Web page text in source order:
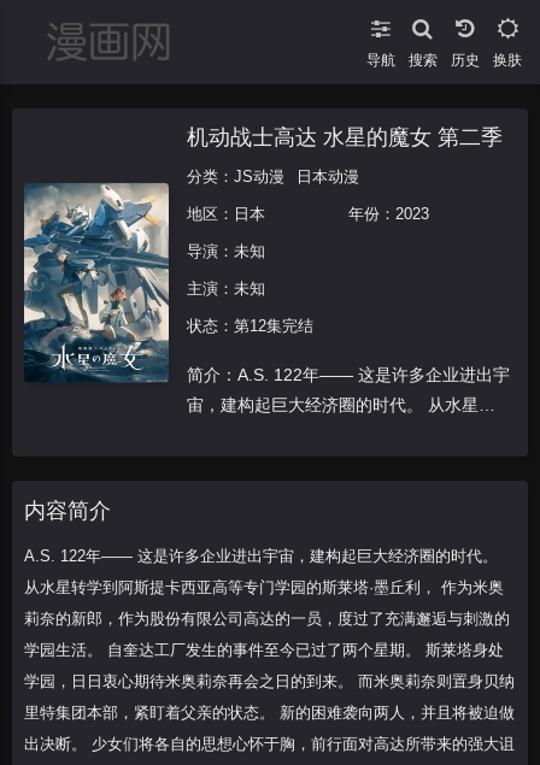
导航 搜索 换肤
机动战士高达 水星的魔女 第二季
分类： JS动漫 日本动漫
地区： 日本 年份： 2023
导演：未知
主演：未知
状态：第12集完结
简介：A.S. 122年―― 这是许多企业进出宇
宙，建构起巨大经济圈的时代。 从水星转
内容简介
A.S. 122年―― 这是许多企业进出宇宙，建构起巨大经济圈的时代。
从水星转学到阿斯提卡西亚高等专门学园的斯莱塔·墨丘利， 作为米奥
莉奈的新郎，作为股份有限公司高达的一员，度过了充满邂逅与刺激的
学园生活。 自奎达工厂发生的事件至今已过了两个星期。 斯莱塔身处
学园，日日衷心期待米奥莉奈再会之日的到来。 而米奥莉奈则置身贝纳
里特集团本部，紧盯着父亲的状态。 新的困难袭向两人，并且将被迫做
出决断。 少女们将各自的思想心怀于胸，前行面对高达所带来的强大诅